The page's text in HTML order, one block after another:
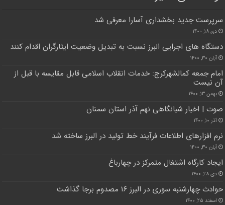
سرپرست جدید بخشداری آسارا معرفی شد
دی ۱۸, ۱۴۰۰
دستگاه های اجرایی البرز نسبت به تبدیل وضعیت ایثارگران اقدام کنند
آبان ۳۰, ۱۴۰۰
امام جمعه کمالشهرکرج: خدمات انقلاب اسلامی قابل مقایسه با قبل از
آن نیست
بهمن ۱۳, ۱۴۰۰
صوت | اخبار شبانگاهی نهم آذر استان سمنان
آذر ۱۰, ۱۴۰۰
نرم افزارهای اطلاعات فرآیند خط تولید در البرز ساخته شد
آبان ۳۰, ۱۴۰۰
ایجاد کارگاه اشتغال متمرکز در چهارباغ
دی ۲۸, ۱۴۰۰
حوادث چهارشنبه سوری در البرز ۱۶ مصدوم برجا گذاشت
اسفند ۲۵, ۱۴۰۰